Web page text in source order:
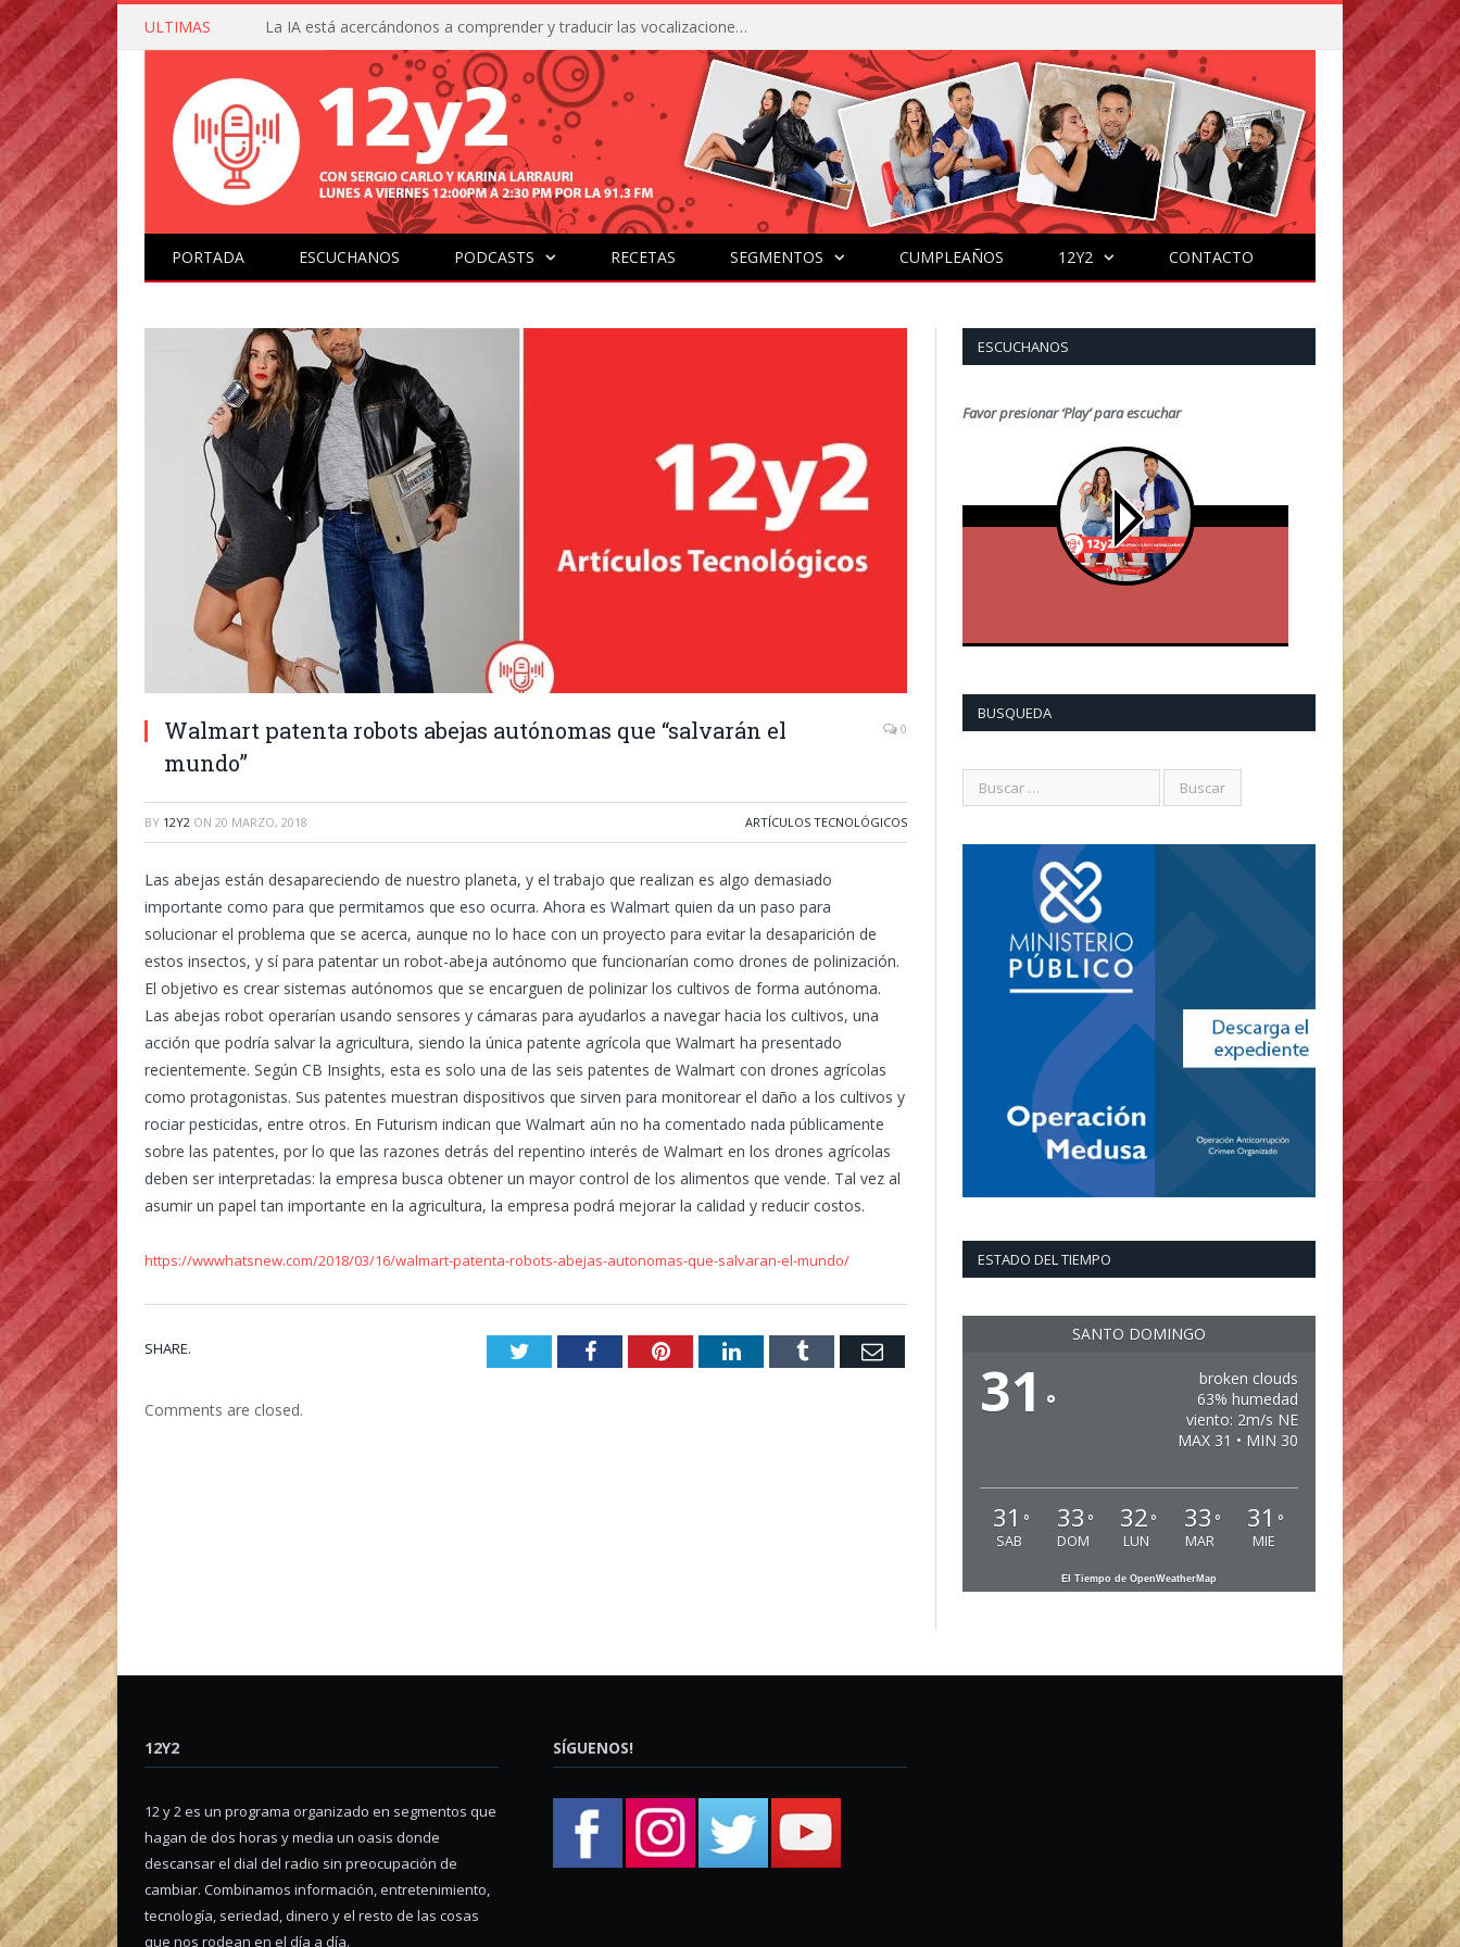
ULTIMAS La IA está acercándonos a comprender y traducir las vocalizaciones y comportamientos de nuestras mascotas
PORTADA ESCUCHANOS PODCASTS RECETAS SEGMENTOS CUMPLEAÑOS 12Y2 CONTACTO
Walmart patenta robots abejas autónomas que “salvarán el
mundo”
0
BY 12Y2 ON 20 MARZO, 2018 ARTÍCULOS TECNOLÓGICOS
Las abejas están desapareciendo de nuestro planeta, y el trabajo que realizan es algo demasiado
importante como para que permitamos que eso ocurra. Ahora es Walmart quien da un paso para
solucionar el problema que se acerca, aunque no lo hace con un proyecto para evitar la desaparición de
estos insectos, y sí para patentar un robot-abeja autónomo que funcionarían como drones de polinización.
El objetivo es crear sistemas autónomos que se encarguen de polinizar los cultivos de forma autónoma.
Las abejas robot operarían usando sensores y cámaras para ayudarlos a navegar hacia los cultivos, una
acción que podría salvar la agricultura, siendo la única patente agrícola que Walmart ha presentado
recientemente. Según CB Insights, esta es solo una de las seis patentes de Walmart con drones agrícolas
como protagonistas. Sus patentes muestran dispositivos que sirven para monitorear el daño a los cultivos y
rociar pesticidas, entre otros. En Futurism indican que Walmart aún no ha comentado nada públicamente
sobre las patentes, por lo que las razones detrás del repentino interés de Walmart en los drones agrícolas
deben ser interpretadas: la empresa busca obtener un mayor control de los alimentos que vende. Tal vez al
asumir un papel tan importante en la agricultura, la empresa podrá mejorar la calidad y reducir costos.
https://wwwhatsnew.com/2018/03/16/walmart-patenta-robots-abejas-autonomas-que-salvaran-el-mundo/
SHARE. TwitterFacebookPinterestLinkedInTumblr Email
Comments are closed.
ESCUCHANOS
Favor presionar ‘Play’ para escuchar
BUSQUEDA
ESTADO DEL TIEMPO
SANTO DOMINGO
31 °
broken clouds
63% humedad
viento: 2m/s NE
MAX 31 • MIN 30
31 °
SAB
33 °
DOM
32 °
LUN
33 °
MAR
31 °
MIE
El Tiempo de OpenWeatherMap
12Y2
12 y 2 es un programa organizado en segmentos que
hagan de dos horas y media un oasis donde
descansar el dial del radio sin preocupación de
cambiar. Combinamos información, entretenimiento,
tecnología, seriedad, dinero y el resto de las cosas
que nos rodean en el día a día.
SÍGUENOS!